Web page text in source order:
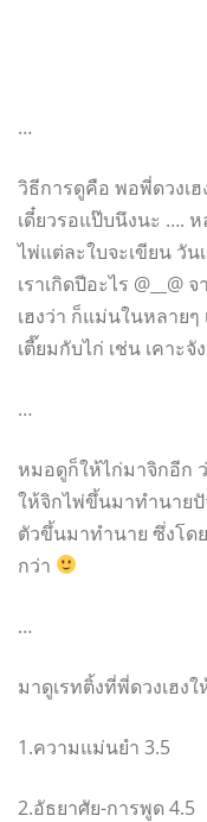
…
วิธีการดูคือ พอพี่ดวงเ
เดี๋ยวรอแป๊บนึงนะ ….
ไพ่แต่ละใบจะเขียน วัน
เราเกิดปีอะไร
เฮงว่า ก็แม่นในหลาย
เตี๊ยมกับไก่ เช่น เคาะ
…
หมอดูก็ให้ไก่มาจิกอีก ว่
ให้จิกไพ่ขึ้นมาทำนายปั
ตัวขึ้นมาทำนาย ซึ่งโด
กว่า
…
มาดูเรทติ้งที่พี่ดวงเฮง
1.ความแม่นยำ 3.5
2.อัธยาศัย-การพูด 4.5